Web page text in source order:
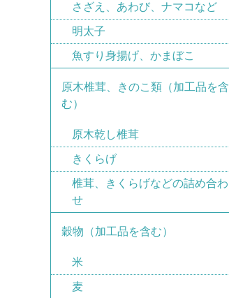
さざえ、あわび、ナマコなど
明太子
魚すり身揚げ、かまぼこ
原木椎茸、きのこ類（加工品を含
む）
原木乾し椎茸
きくらげ
椎茸、きくらげなどの詰め合わ
せ
穀物（加工品を含む）
米
麦